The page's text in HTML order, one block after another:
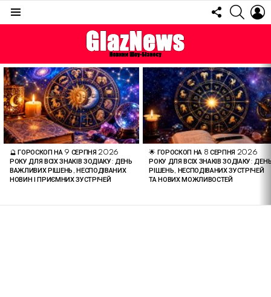
FOLLOW
US
ОСТАННІ
СТАТТІ
🔮 ГОРОСКОП НА 9 СЕРПНЯ 2026
РОКУ ДЛЯ ВСІХ ЗНАКІВ ЗОДІАКУ: ДЕНЬ
ВАЖЛИВИХ РІШЕНЬ, НЕСПОДІВАНИХ
НОВИН І ПРИЄМНИХ ЗУСТРІЧЕЙ
🌟 ГОРОСКОП НА 8 СЕРПНЯ 2026
РОКУ ДЛЯ ВСІХ ЗНАКІВ ЗОДІАКУ:
РІШЕНЬ, НЕСПОДІВАНИХ ЗУСТРІЧЕЙ
ТА НОВИХ МОЖЛИВОСТЕЙ